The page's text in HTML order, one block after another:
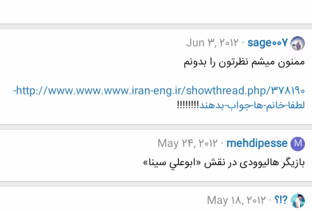
sage007
Jun 3, 2012
ممنون میشم نظرتون را بدونم
http://www.www.www.iran-eng.ir/showthread.php/378190-
لطفا-خانم-ها-جواب-بدهند!!!!!!!!
M
mehdipesse
May 24, 2012
بازیگر هالیوودی در نقش «ابوعلي سينا»
?!؟ May 18, 2012